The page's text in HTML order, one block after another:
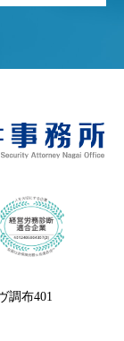
調布401